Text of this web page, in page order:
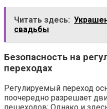
Читать здесь:
свадьбы
Безопасность на
переходах
Регулируемый переход
поочередно разрешает
пешеходов; Однако и